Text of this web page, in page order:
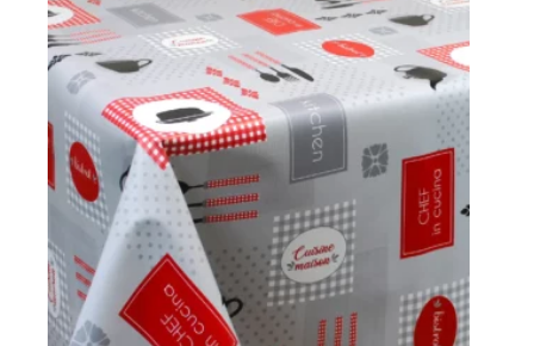
options
peuvent
être
choisies
la
page
produit